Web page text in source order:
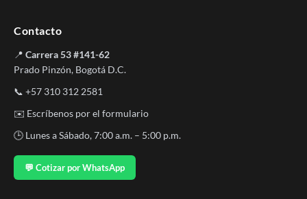
Contacto
📍 Carrera 53 #141-62
Prado Pinzón, Bogotá D.C.
📞 +57 310 312 2581
✉️ Escríbenos por el formulario
🕒 Lunes a Sábado, 7:00 a.m. – 5:00 p.m.
💬 Cotizar por WhatsApp